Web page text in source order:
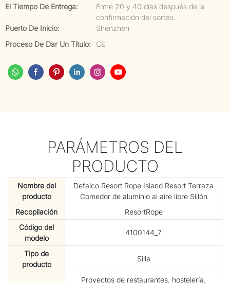
El Tiempo De Entrega:
Entre 20 y 40 días después de la
confirmación del sorteo.
Puerto De Inicio:
Shenzhen
Proceso De Dar Un Título:
CE
PARÁMETROS DEL
PRODUCTO
Nombre del
producto
Defaico Resort Rope Island Resort Terraza
Comedor de aluminio al aire libre Sillón
Recopilación
ResortRope
Código del
modelo
4100144_7
Tipo de
producto
Silla
Proyectos de restaurantes, hostelería,